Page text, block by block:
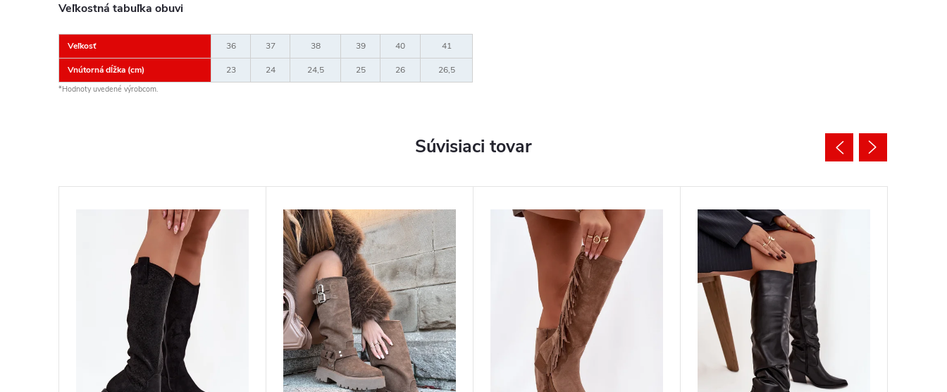
Veľkostná tabuľka obuvi
Veľkosť 36 37 38 39 40 41
Vnútorná dĺžka (cm) 23 24 24,5 25 26 26,5
*Hodnoty uvedené výrobcom.
Súvisiaci tovar